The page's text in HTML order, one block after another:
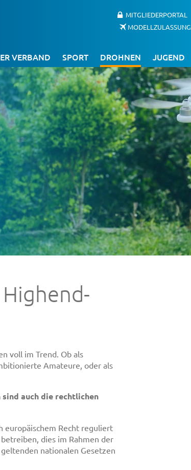
MITGLIEDERPORTAL
MODELLZULASSUNG
VERBAND SPORT DROHNEN JUGEND
voll im Trend. Ob als
Amateure, oder als
auch die rechtlichen
europäischem Recht reguliert
dies im Rahmen der
nationalen Gesetzen